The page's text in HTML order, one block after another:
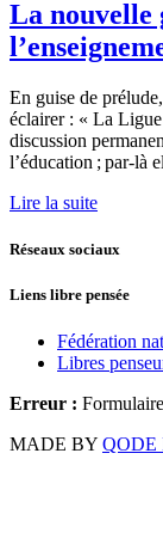
La nouvelle
En guise de
éclairer : « La Ligue
discussion
l’éducation ; par-là
Lire la suite
Réseaux sociaux
Liens libre pensée
Fédération
Libres
Erreur :
MADE BY QODE